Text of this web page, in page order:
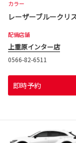
カラー
レーザーブルークリ
配備店舗
上重原インター店
0566-82-6511
即時予約